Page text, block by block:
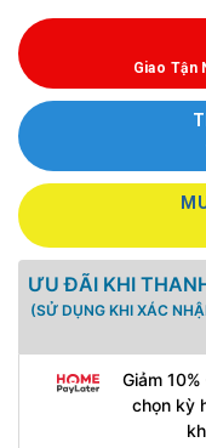
Giao Tận
ƯU ĐÃI KHI
(SỬ DỤNG KHI XÁC
Giảm
chọn kỳ